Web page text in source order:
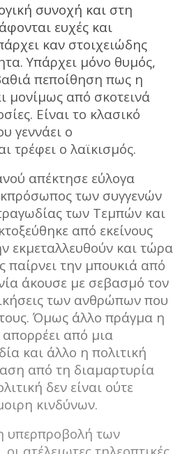
συνοχή και στη
ευχές και
καν στοιχειώδης
Υπάρχει μόνο θυμός,
πεποίθηση πως η
μονίμως από σκοτεινά
Είναι το κλασικό
γεννάει ο
τρέφει ο λαϊκισμός.
απέκτησε εύλογα
των συγγενών
των Τεμπών και
από εκείνους
εκμεταλλευθούν και τώρα
παίρνει την μπουκιά από
άκουσε με σεβασμό τον
των ανθρώπων που
Όμως άλλο πράγμα η
από μια
και άλλο η πολιτική
από τη διαμαρτυρία
δεν είναι ούτε
κινδύνων.
υπερπροβολή των